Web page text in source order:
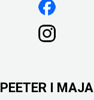
PEETER I MAJA